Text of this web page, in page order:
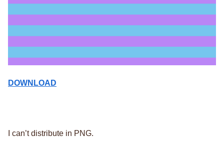
DOWNLOAD
I can’t distribute in PNG.